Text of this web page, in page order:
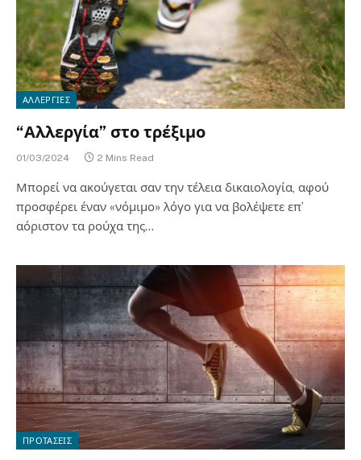
ΑΛΛΕΡΓΙΕΣ
“Αλλεργία” στο τρέξιμο
01/03/2024 2 Mins Read
Μπορεί να ακούγεται σαν την τέλεια δικαιολογία, αφού
προσφέρει έναν «νόμιμο» λόγο για να βολέψετε επ’
αόριστον τα ρούχα της…
ΠΡΟΤΑΣΕΙΣ